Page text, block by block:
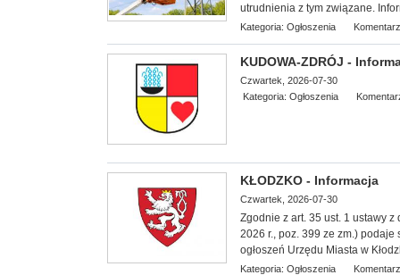
utrudnienia z tym związane.
Kategoria: Ogłoszenia
KUDOWA-ZDRÓJ -
Czwartek, 2026-07-30
Kategoria: Ogłoszenia
KŁODZKO - Informacja
Czwartek, 2026-07-30
Zgodnie z art. 35 ust. 1 ustawy
2026 r., poz. 399 ze zm.)
ogłoszeń Urzędu Miasta w
Kategoria: Ogłoszenia